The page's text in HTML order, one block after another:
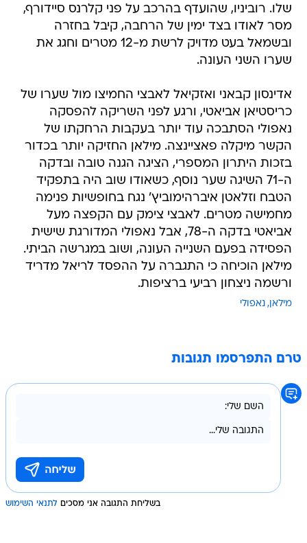
שלו. רוביניו, שהועדף בהרכב על פני קלרנס סיידורף,
מסר לאודו בצד ימין של הרחבה, קיבל בחזרה
ובשמאל בעט מדויק לרשת מ-12 מטרים וחגג את
שערו השני העונה.
אדינסון קבאני ואזקיאל לאבצי החמיצו מול שערו של
כריסטיאן אביאטי, ורגע לפני השריקה להפסקה
נאפולי הסתבכה עוד יותר בעקבות הרחקתו של
הקשר מיקלה פאציינצה. מילאן החזיקה יותר בכדור
בזכות היתרון המספרי, הציגה הגנה טובה ובדקה
ה-71 השיגה שער נוסף, כשאודו שוב היה בתפקיד
הטבח וזלאטן איברהימוביץ' נגח בחופשיות פנימה
מחמישה מטרים. לאבצי צימק עם הקפצה מעל
אביאטי בדקה ה-78, אבל נאפולי המדורגת שישית
הפסידה בפעם השנייה העונה, ושוב במגרשה הביתי.
מילאן הוכיחה כי התגברה על ההפסד לריאל מדריד
ורשמה ניצחון רביעי ברציפות.
מילאן נאפולי
טרם התפרסמו תגובות
בשליחת התגובה אני מסכים לתנאי השימוש